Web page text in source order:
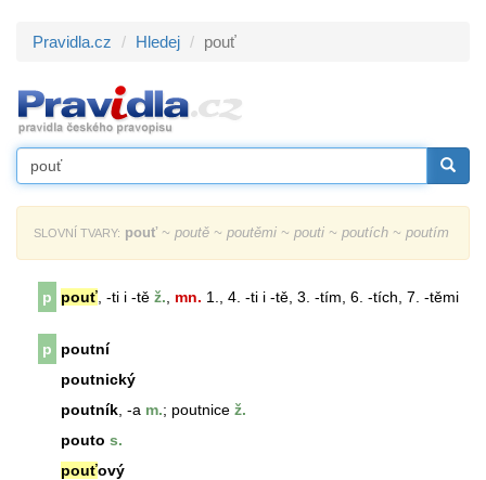
Pravidla.cz Hledej pouť
SLOVNÍ TVARY: pouť ~ poutě ~ poutěmi ~ pouti ~ poutích ~ poutím
p pouť , -ti i -tě ž. mn. 1., 4. -ti i -tě, 3. -tím, 6. -tích, 7. -těmi
p
poutní
poutnický
poutník , -a m.; poutnice ž.
pouto s.
pouťový